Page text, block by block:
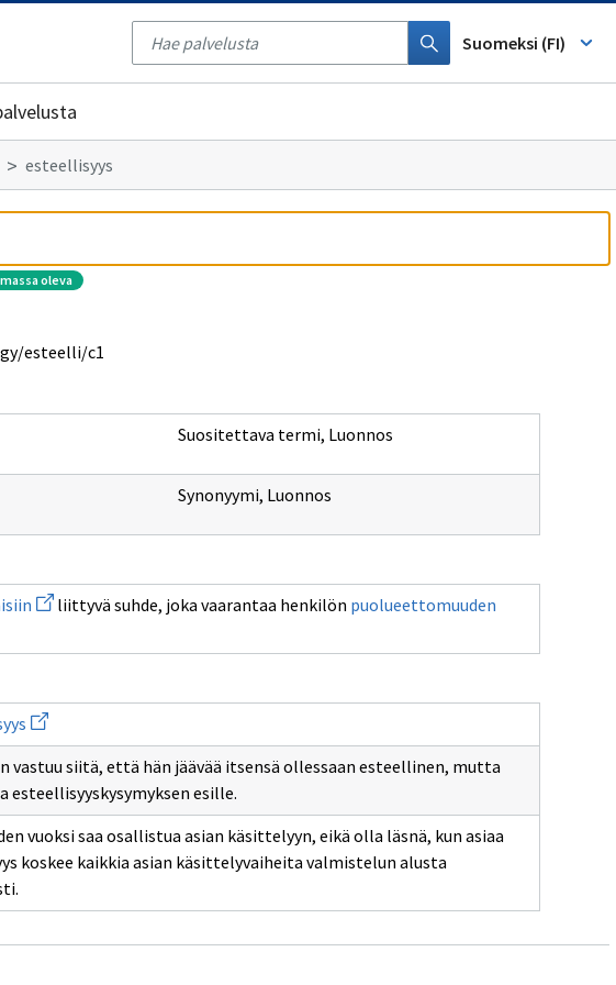
Tyhjennä
haku
Suomeksi (FI)
esteellisyys
oleva
esteelli/c1
Suositettava termi, Luonnos
Synonyymi, Luonnos
Avaa
uuden
sivulle
liittyvä suhde, joka vaarantaa henkilön puolueettomuuden
sivulle
Avaa
uuden
ikkunan
sivulle
Esteellisyys
vastuu siitä, että hän jäävää itsensä ollessaan esteellinen, mutta
esteellisyyskysymyksen esille.
vuoksi saa osallistua asian käsittelyyn, eikä olla läsnä, kun asiaa
koskee kaikkia asian käsittelyvaiheita valmistelun alusta